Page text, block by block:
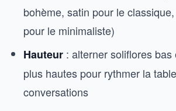
bohème, satin pour le
pour le minimaliste)
Hauteur : alterner soliflores
plus hautes pour rythmer la
conversations